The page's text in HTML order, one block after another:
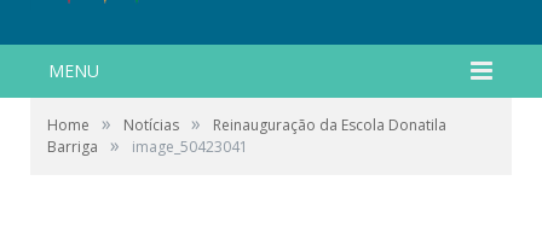
MENU
Home » Notícias »
Reinauguração da Escola Donatila
Barriga
» image_50423041